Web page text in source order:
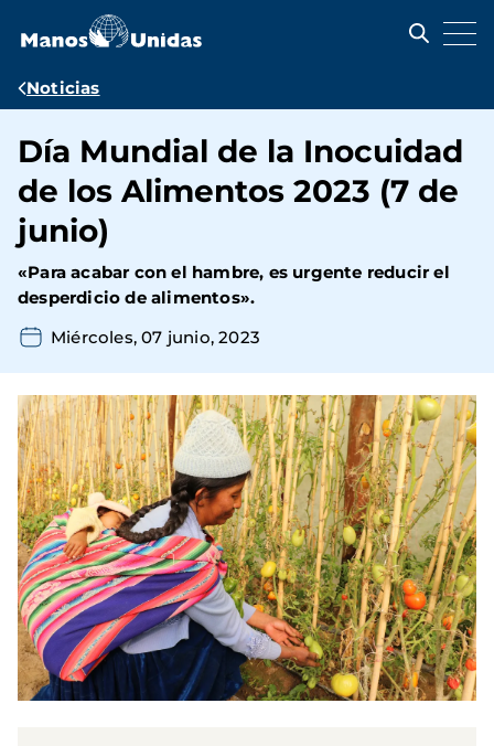
contenido
Ruta
navegación
Noticias
Día Mundial de la Inocuidad
de los Alimentos 2023 (7 de
junio)
«Para acabar con el hambre, es urgente reducir el
desperdicio de alimentos».
Miércoles, 07 junio, 2023